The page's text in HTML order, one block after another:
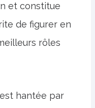
et constitue
de figurer en
rôles
hantée par